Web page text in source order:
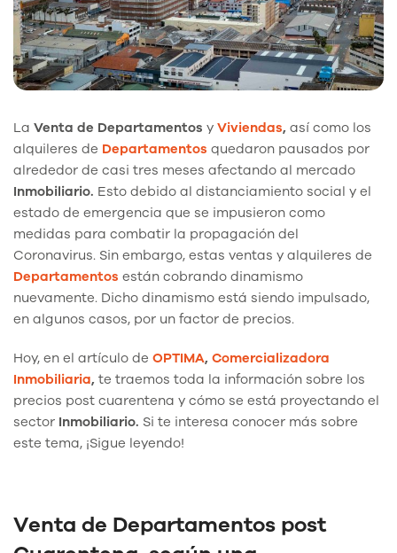
La Venta de Departamentos y Viviendas, así como los
alquileres de Departamentos quedaron pausados por
alrededor de casi tres meses afectando al mercado
Inmobiliario. Esto debido al distanciamiento social y el
estado de emergencia que se impusieron como
medidas para combatir la propagación del
Coronavirus. Sin embargo, estas ventas y alquileres de
Departamentos están cobrando dinamismo
nuevamente. Dicho dinamismo está siendo impulsado,
en algunos casos, por un factor de precios.
Hoy, en el artículo de OPTIMA, Comercializadora
Inmobiliaria, te traemos toda la información sobre los
precios post cuarentena y cómo se está proyectando el
sector Inmobiliario. Si te interesa conocer más sobre
este tema, ¡Sigue leyendo!
Venta de Departamentos post